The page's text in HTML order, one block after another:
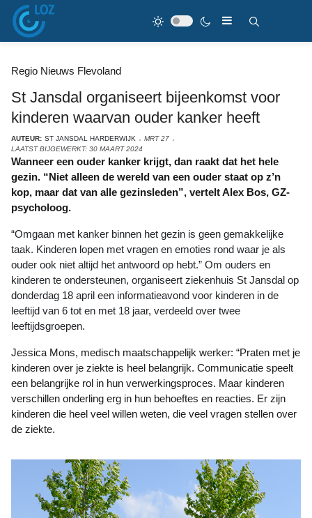
Regio Nieuws Flevoland
St Jansdal organiseert bijeenkomst voor
kinderen waarvan ouder kanker heeft
AUTEUR: ST JANSDAL HARDERWIJK
MRT 27
LAATST BIJGEWERKT: 30 MAART 2024
Wanneer een ouder kanker krijgt, dan raakt dat het hele
gezin. “Niet alleen de wereld van een ouder staat op z’n
kop, maar dat van alle gezinsleden”, vertelt Alex Bos, GZ-
psycholoog.
“Omgaan met kanker binnen het gezin is geen gemakkelijke
taak. Kinderen lopen met vragen en emoties rond waar je als
ouder ook niet altijd het antwoord op hebt.” Om ouders en
kinderen te ondersteunen, organiseert ziekenhuis St Jansdal op
donderdag 18 april een informatieavond voor kinderen in de
leeftijd van 6 tot en met 18 jaar, verdeeld over twee
leeftijdsgroepen.
Jessica Mons, medisch maatschappelijk werker: “Praten met je
kinderen over je ziekte is heel belangrijk. Communicatie speelt
een belangrijke rol in hun verwerkingsproces. Maar kinderen
verschillen onderling erg in hun behoeftes en reacties. Er zijn
kinderen die heel veel willen weten, die veel vragen stellen over
de ziekte.